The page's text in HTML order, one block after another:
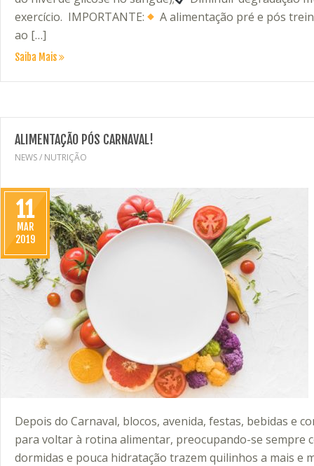
exercício. ⁣ IMPORTANTE:
A alimentação pré e pós
ao […]
Saiba Mais
ALIMENTAÇÃO PÓS CARNAVAL!
NEWS/ NUTRIÇÃO
11
MAR
2019
Depois do Carnaval, blocos, avenida, festas, bebidas e
para voltar à rotina alimentar, preocupando-se sempre
dormidas e pouca hidratação trazem quilinhos a mais e